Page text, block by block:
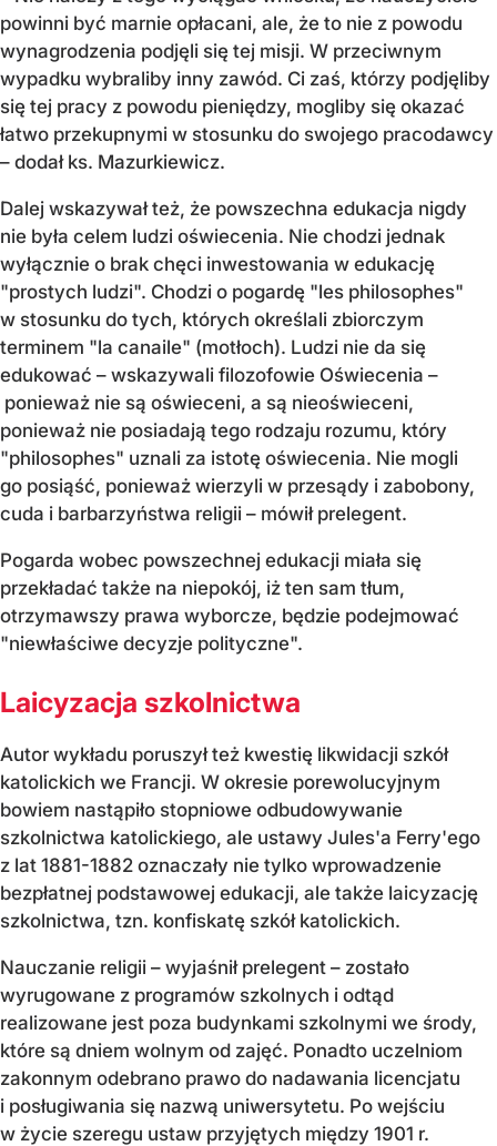
powinni być marnie opłacani, ale, że to nie z powodu
wynagrodzenia podjęli się tej misji. W przeciwnym
wypadku wybraliby inny zawód. Ci zaś, którzy podjęliby
się tej pracy z powodu pieniędzy, mogliby się okazać
łatwo przekupnymi w stosunku do swojego pracodawcy
– dodał ks. Mazurkiewicz.
Dalej wskazywał też, że powszechna edukacja nigdy
nie była celem ludzi oświecenia. Nie chodzi jednak
wyłącznie o brak chęci inwestowania w edukację
"prostych ludzi". Chodzi o pogardę "les philosophes"
w stosunku do tych, których określali zbiorczym
terminem "la canaile" (motłoch). Ludzi nie da się
edukować – wskazywali filozofowie Oświecenia –
ponieważ nie są oświeceni, a są nieoświeceni,
ponieważ nie posiadają tego rodzaju rozumu, który
"philosophes" uznali za istotę oświecenia. Nie mogli
go posiąść, ponieważ wierzyli w przesądy i zabobony,
cuda i barbarzyństwa religii – mówił prelegent.
Pogarda wobec powszechnej edukacji miała się
przekładać także na niepokój, iż ten sam tłum,
otrzymawszy prawa wyborcze, będzie podejmować
"niewłaściwe decyzje polityczne".
Laicyzacja szkolnictwa
Autor wykładu poruszył też kwestię likwidacji szkół
katolickich we Francji. W okresie porewolucyjnym
bowiem nastąpiło stopniowe odbudowywanie
szkolnictwa katolickiego, ale ustawy Jules'a Ferry'ego
z lat 1881-1882 oznaczały nie tylko wprowadzenie
bezpłatnej podstawowej edukacji, ale także laicyzację
szkolnictwa, tzn. konfiskatę szkół katolickich.
Nauczanie religii – wyjaśnił prelegent – zostało
wyrugowane z programów szkolnych i odtąd
realizowane jest poza budynkami szkolnymi we środy,
które są dniem wolnym od zajęć. Ponadto uczelniom
zakonnym odebrano prawo do nadawania licencjatu
i posługiwania się nazwą uniwersytetu. Po wejściu
w życie szeregu ustaw przyjętych między 1901 r.